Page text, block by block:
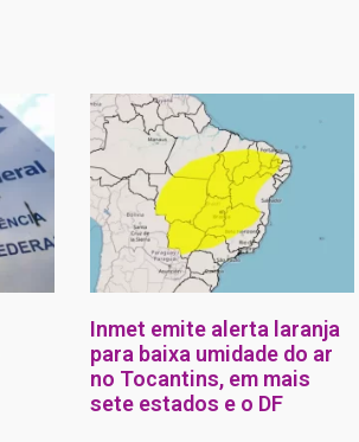
Inmet emite alerta laranja
para baixa umidade do ar
no Tocantins, em mais
sete estados e o DF